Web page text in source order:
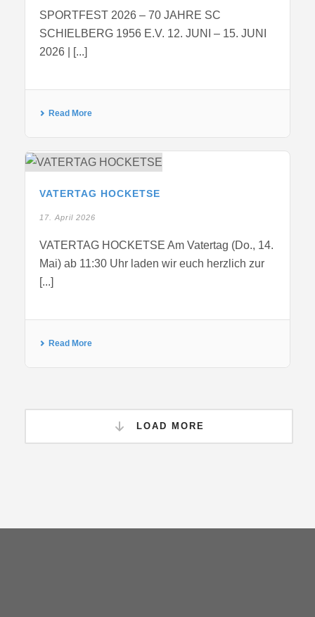
SPORTFEST 2026 – 70 JAHRE SC
SCHIELBERG 1956 E.V. 12. JUNI – 15. JUNI
2026 | [...]
Read More
VATERTAG HOCKETSE
17. April 2026
VATERTAG HOCKETSE Am Vatertag (Do., 14.
Mai) ab 11:30 Uhr laden wir euch herzlich zur
[...]
Read More
LOAD MORE